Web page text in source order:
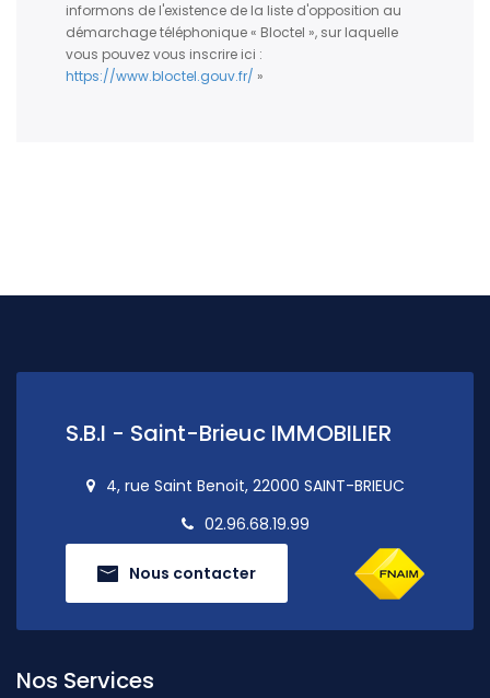
informons de l'existence de la liste d'opposition au
démarchage téléphonique « Bloctel », sur laquelle
vous pouvez vous inscrire ici :
https://www.bloctel.gouv.fr/ »
S.B.I - Saint-Brieuc IMMOBILIER
4, rue Saint Benoit, 22000 SAINT-BRIEUC
02.96.68.19.99
Nous contacter
Nos Services